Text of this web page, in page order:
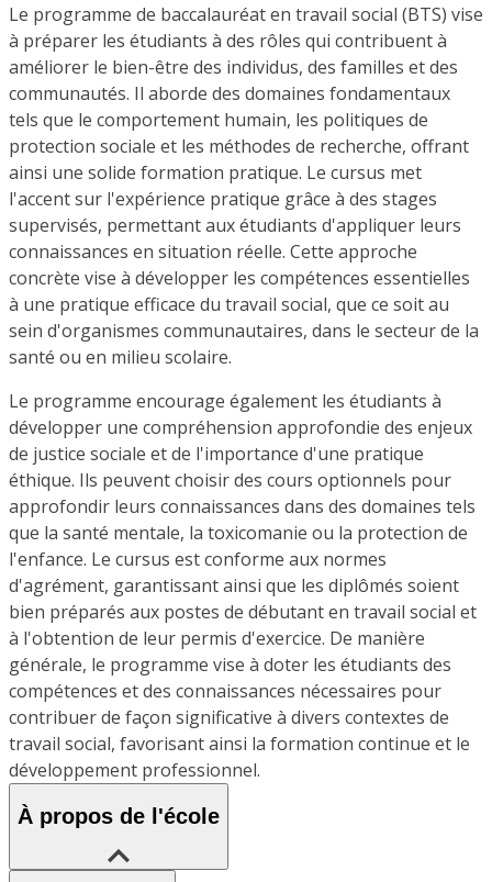
Le programme de baccalauréat en travail social (BTS) vise
à préparer les étudiants à des rôles qui contribuent à
améliorer le bien-être des individus, des familles et des
communautés. Il aborde des domaines fondamentaux
tels que le comportement humain, les politiques de
protection sociale et les méthodes de recherche, offrant
ainsi une solide formation pratique. Le cursus met
l'accent sur l'expérience pratique grâce à des stages
supervisés, permettant aux étudiants d'appliquer leurs
connaissances en situation réelle. Cette approche
concrète vise à développer les compétences essentielles
à une pratique efficace du travail social, que ce soit au
sein d'organismes communautaires, dans le secteur de la
santé ou en milieu scolaire.
Le programme encourage également les étudiants à
développer une compréhension approfondie des enjeux
de justice sociale et de l'importance d'une pratique
éthique. Ils peuvent choisir des cours optionnels pour
approfondir leurs connaissances dans des domaines tels
que la santé mentale, la toxicomanie ou la protection de
l'enfance. Le cursus est conforme aux normes
d'agrément, garantissant ainsi que les diplômés soient
bien préparés aux postes de débutant en travail social et
à l'obtention de leur permis d'exercice. De manière
générale, le programme vise à doter les étudiants des
compétences et des connaissances nécessaires pour
contribuer de façon significative à divers contextes de
travail social, favorisant ainsi la formation continue et le
développement professionnel.
À propos de l'école